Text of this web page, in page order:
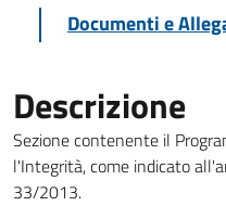
Documenti e
Descrizione
Sezione contenente il
l'Integrità, come indicato
33/2013.